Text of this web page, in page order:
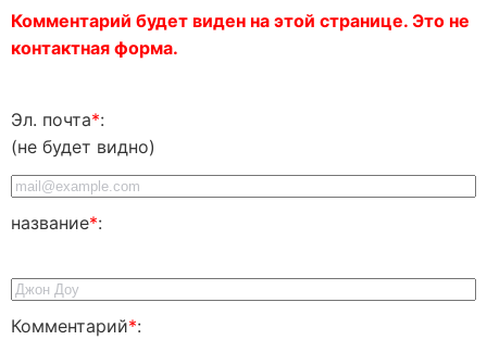
Комментарий будет виден на этой странице. Это не
контактная форма.
Эл. почта*:
(не будет видно)
название*:
Комментарий*: